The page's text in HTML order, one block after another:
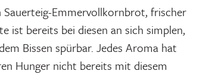
Emmervollkornbrot, frischer
ist bereits bei diesen an sich simplen,
Bissen spürbar. Jedes Aroma hat
Hunger nicht bereits mit diesem